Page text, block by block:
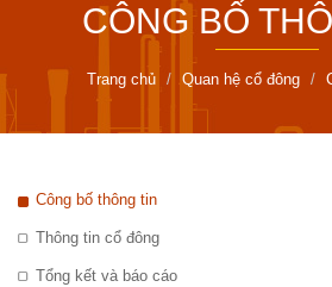
CÔNG BỐ
Trang chủ Quan hệ cổ đông
Công bố thông tin
Thông tin cổ đông
Tổng kết và báo cáo